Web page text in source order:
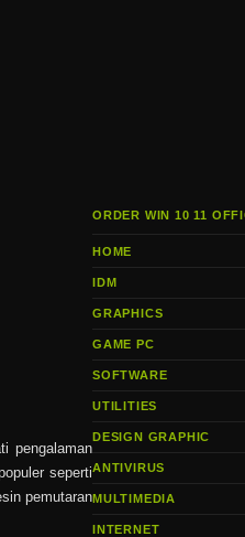
pengalaman
seperti
pemutaran
ORDER WIN 10 11
HOME
IDM
GRAPHICS
GAME PC
SOFTWARE
UTILITIES
DESIGN GRAPHIC
ANTIVIRUS
MULTIMEDIA
INTERNET